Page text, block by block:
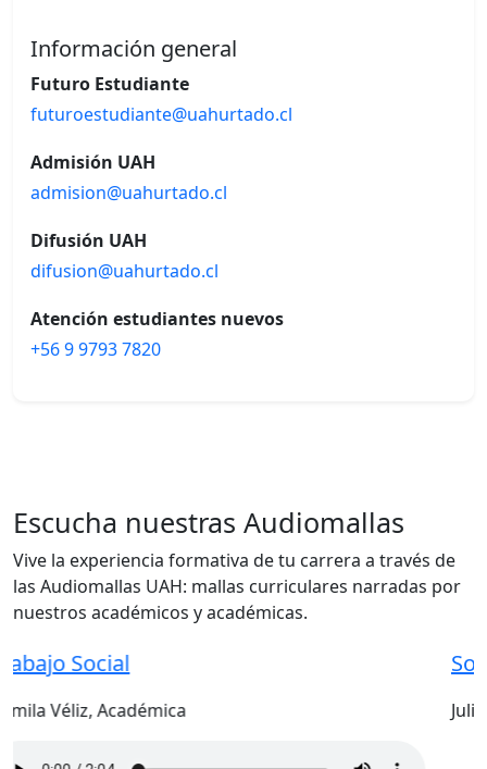
Información general
Futuro Estudiante
futuroestudiante@uahurtado.cl
Admisión UAH
admision@uahurtado.cl
Difusión UAH
difusion@uahurtado.cl
Atención estudiantes nuevos
+56 9 9793 7820
Escucha nuestras Audiomallas
Vive la experiencia formativa de tu carrera a través de
las Audiomallas UAH: mallas curriculares narradas por
nuestros académicos y académicas.
Sociología
Julieta Palma, Académica